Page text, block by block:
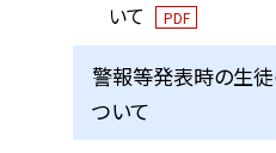
いて
PDF
警報等発表時の生
ついて